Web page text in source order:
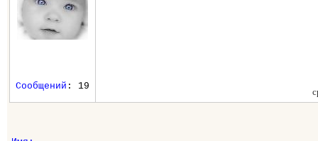
Сообщений : 19